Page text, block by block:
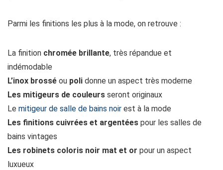
Parmi les finitions les plus à la mode, on retrouve :
La finition chromée brillante, très répandue et
indémodable
L’inox brossé ou poli donne un aspect très moderne
Les mitigeurs de couleurs seront originaux
Le mitigeur de salle de bains noir est à la mode
Les finitions cuivrées et argentées pour les salles de
bains vintages
Les robinets coloris noir mat et or pour un aspect
luxueux